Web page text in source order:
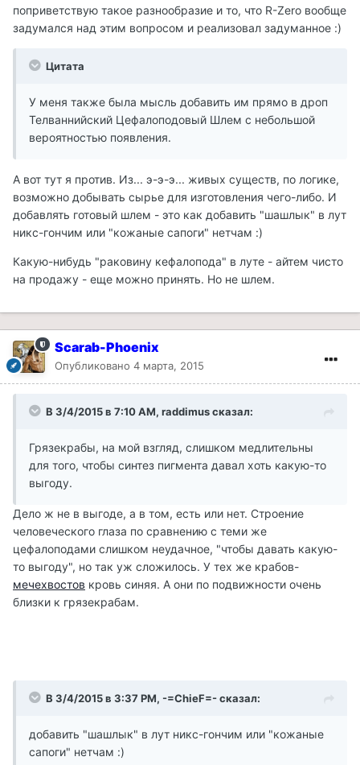
поприветствую такое разнообразие и то, что R-Zero вообще
задумался над этим вопросом и реализовал задуманное :)
Цитата
У меня также была мысль добавить им прямо в дроп
Телваннийский Цефалоподовый Шлем с небольшой
вероятностью появления.
А вот тут я против. Из... э-э-э... живых существ, по логике,
возможно добывать сырье для изготовления чего-либо. И
добавлять готовый шлем - это как добавить "шашлык" в лут
никс-гончим или "кожаные сапоги" нетчам :)
Какую-нибудь "раковину кефалопода" в луте - айтем чисто
на продажу - еще можно принять. Но не шлем.
Scarab-Phoenix
Опубликовано 4 марта, 2015
В 3/4/2015 в 7:10 AM, raddimus сказал:
Грязекрабы, на мой взгляд, слишком медлительны
для того, чтобы синтез пигмента давал хоть какую-то
выгоду.
Дело ж не в выгоде, а в том, есть или нет. Строение
человеческого глаза по сравнению с теми же
цефалоподами слишком неудачное, "чтобы давать какую-
то выгоду", но так уж сложилось. У тех же крабов-
мечехвостов кровь синяя. А они по подвижности очень
близки к грязекрабам.
В 3/4/2015 в 3:37 PM, -=ChieF=- сказал:
добавить "шашлык" в лут никс-гончим или "кожаные
сапоги" нетчам :)